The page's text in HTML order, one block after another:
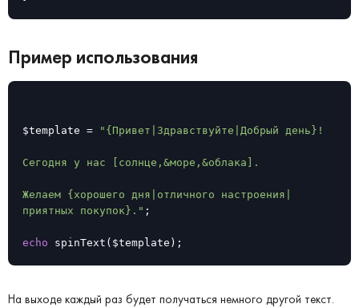
Пример использования
$template = "{Привет|Здравствуйте|Добрый день}!
Сегодня у нас [солнце,&море,&облака].
Желаем {хорошего дня|отличного настроения|
приятных покупок}." ;
echo spinText($template);
На выходе каждый раз будет получаться немного другой текст.